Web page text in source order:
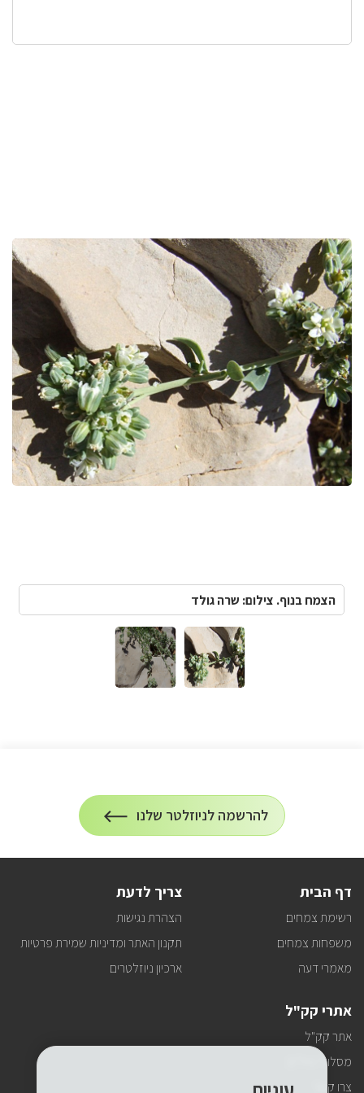
הצמח בנוף. צילום: שרה גולד
הרשמה
להרשמה לניוזלטר שלנו
על
הרשמה
דף הבית
רשימת צמחים
משפחות צמחים
מאמרי דעה
צריך לדעת
הצהרת נגישות
תקנון האתר ומדיניות שמירת פרטיות
ארכיון ניוזלטרים
אתרי קק"ל
אתר קק"ל
מסלולי טיולים
צרו קשר